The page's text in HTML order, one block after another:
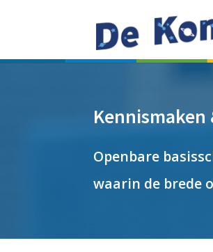
Openbare
waarin de brede